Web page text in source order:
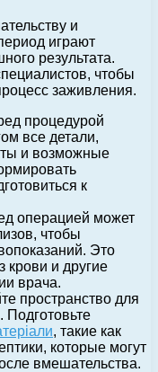
и
играют
результата.
чтобы
заживления.
процедурой
все детали,
и возможные
к
операцией может
чтобы
Это
крови и другие
врача.
пространство для
Подготовьте
, такие как
которые могут
вмешательства.